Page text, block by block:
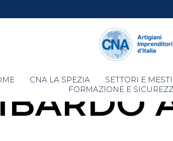
CNA LA SPEZIA SETTORI E
FORMAZIONE E